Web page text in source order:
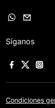
Síganos
Condiciones